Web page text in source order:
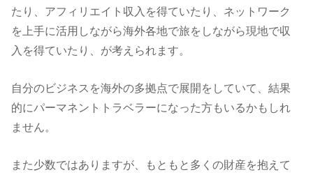
たり、アフィリエイト収入を得ていたり、ネットワーク
を上手に活用しながら海外各地で旅をしながら現地で収
入を得ていたり、が考えられます。
自分のビジネスを海外の多拠点で展開をしていて、結果
的にパーマネントトラベラーになった方もいるかもしれ
ません。
また少数ではありますが、もともと多くの財産を抱えて